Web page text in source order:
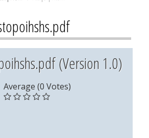
(Version 1.0)
Average (0 Votes)